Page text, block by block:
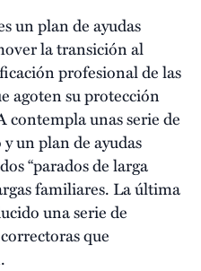
un plan de ayudas
la transición al
profesional de las
agoten su protección
contempla unas serie de
un plan de ayudas
“parados de larga
familiares. La última
una serie de
que